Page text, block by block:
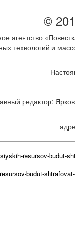
©
агентство
технологий и
редактор:
resursov-budut-
budut-